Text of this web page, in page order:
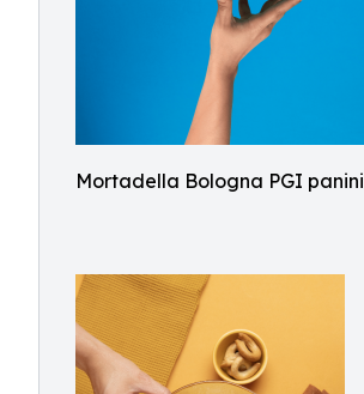
Mortadella Bologna PGI panini